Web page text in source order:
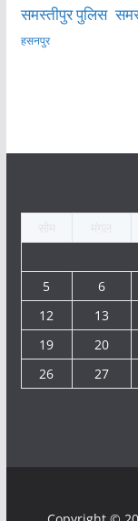
समस्तीपुर पुलिस
हसनपुर
5
6
12
13
19
20
26
27